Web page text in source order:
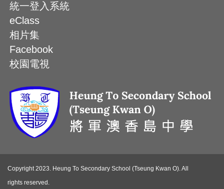
統一登入系統
eClass
相片集
Facebook
校園電視
Copyright 2023. Heung To Secondary School (Tseung Kwan O). All
rights reserved.